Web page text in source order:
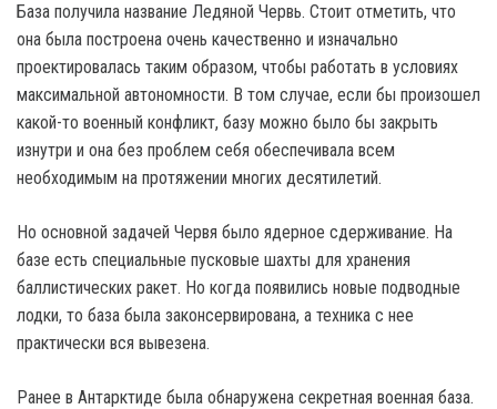
База получила название Ледяной Червь. Стоит отметить, что
она была построена очень качественно и изначально
проектировалась таким образом, чтобы работать в условиях
максимальной автономности. В том случае, если бы произошел
какой-то военный конфликт, базу можно было бы закрыть
изнутри и она без проблем себя обеспечивала всем
необходимым на протяжении многих десятилетий.
Но основной задачей Червя было ядерное сдерживание. На
базе есть специальные пусковые шахты для хранения
баллистических ракет. Но когда появились новые подводные
лодки, то база была законсервирована, а техника с нее
практически вся вывезена.
Ранее в Антарктиде была обнаружена секретная военная база.